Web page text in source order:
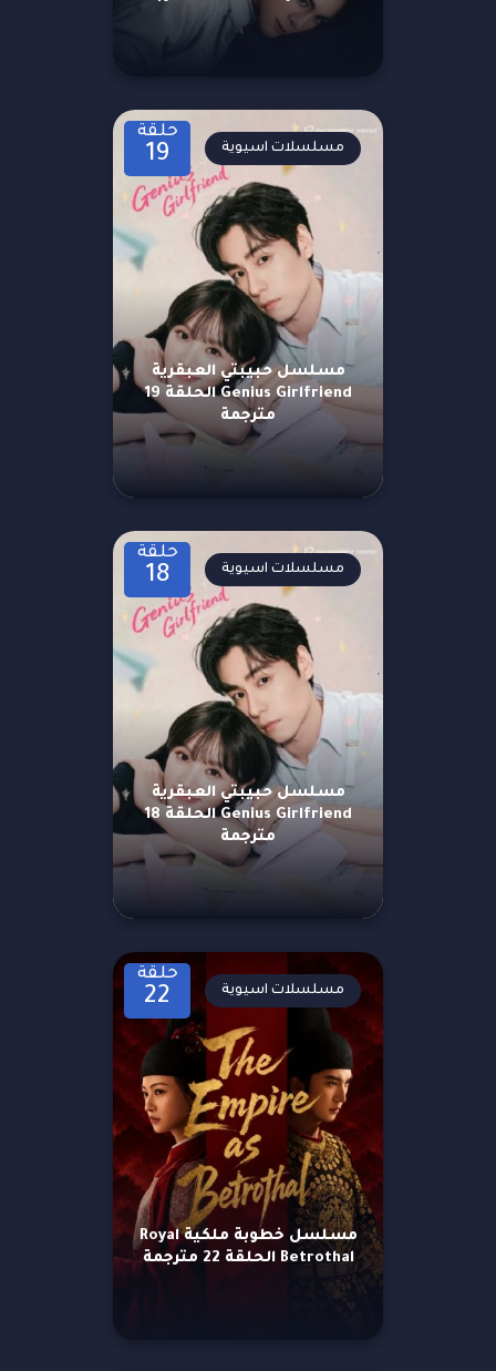
حلقة
19
مسلسل حبيبتي العبقرية
Genius Girlfriend الحلقة 19
مترجمة
مسلسلات اسيوية
حلقة
18
مسلسل حبيبتي العبقرية
Genius Girlfriend الحلقة 18
مترجمة
مسلسلات اسيوية
حلقة
22
مسلسل خطوبة ملكية Royal
Betrothal الحلقة 22 مترجمة
مسلسلات اسيوية